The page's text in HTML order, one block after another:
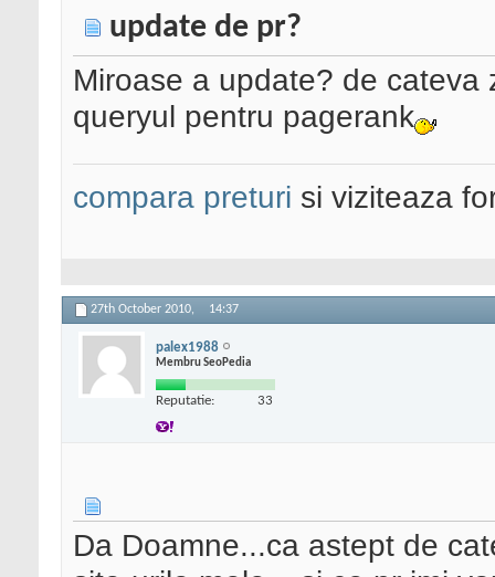
update de pr?
Miroase a update? de
queryul pentru pagerank
compara preturi si viziteaza
27th October 2010, 14:37
palex1988
Membru SeoPedia
Reputatie: 33
Da Doamne...ca astept de